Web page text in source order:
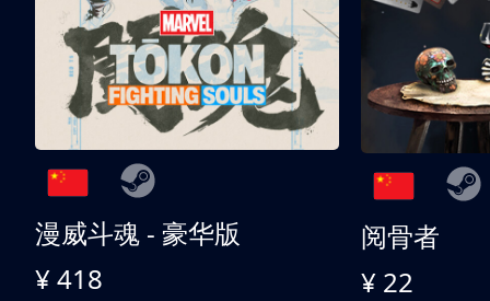
漫威斗魂 - 豪华版
¥ 418
阅骨者
¥ 22